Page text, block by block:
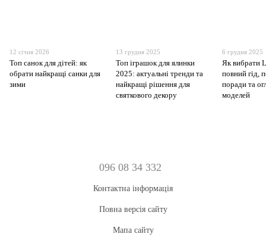
12 січня 2026
Топ санок для дітей: як
обрати найкращі санки для
зими
13 грудня 2025
Топ іграшок для ялинки
2025: актуальні тренди та
найкращі рішення для
святкового декору
6 грудня 2025
Як вибрати
повний гід,
поради та
моделей
096 08 34 332
Контактна інформація
Повна версія сайту
Мапа сайту